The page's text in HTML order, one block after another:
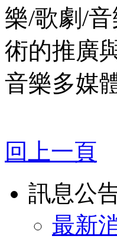
樂/歌劇/
術的推廣
音樂多媒
回上一頁
訊息公
最新